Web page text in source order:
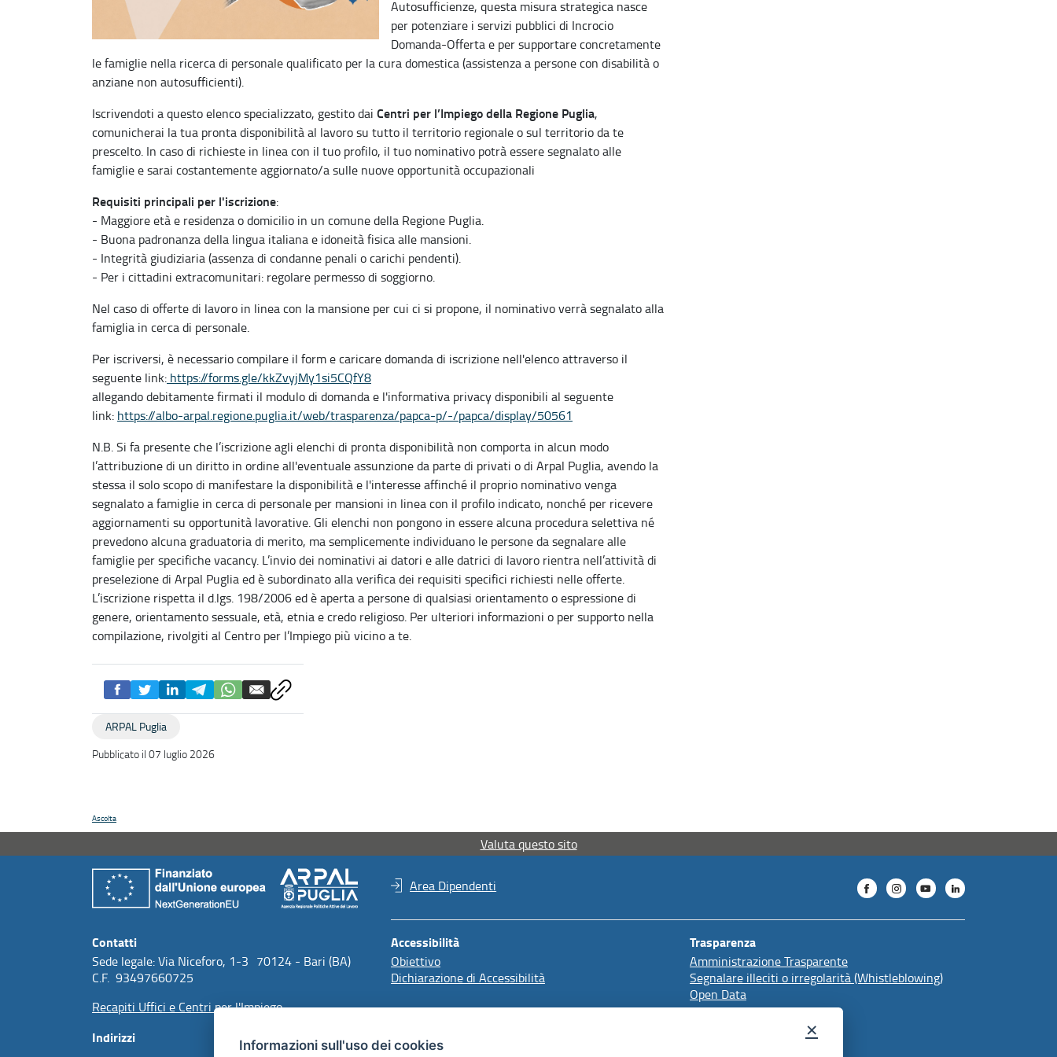
Autosufficienze, questa misura strategica nasce
per potenziare i servizi pubblici di Incrocio
Domanda-Offerta e per supportare concretamente
le famiglie nella ricerca di personale qualificato per la cura domestica (assistenza a persone con disabilità o
anziane non autosufficienti).
Iscrivendoti a questo elenco specializzato, gestito dai Centri per l’Impiego della Regione Puglia,
comunicherai la tua pronta disponibilità al lavoro su tutto il territorio regionale o sul territorio da te
prescelto. In caso di richieste in linea con il tuo profilo, il tuo nominativo potrà essere segnalato alle
famiglie e sarai costantemente aggiornato/a sulle nuove opportunità occupazionali
Requisiti principali per l'iscrizione:
- Maggiore età e residenza o domicilio in un comune della Regione Puglia.
- Buona padronanza della lingua italiana e idoneità fisica alle mansioni.
- Integrità giudiziaria (assenza di condanne penali o carichi pendenti).
- Per i cittadini extracomunitari: regolare permesso di soggiorno.
Nel caso di offerte di lavoro in linea con la mansione per cui ci si propone, il nominativo verrà segnalato alla
famiglia in cerca di personale.
Per iscriversi, è necessario compilare il form e caricare domanda di iscrizione nell'elenco attraverso il
seguente link: https://forms.gle/kkZvyjMy1si5CQfY8
allegando debitamente firmati il modulo di domanda e l'informativa privacy disponibili al seguente
link: https://albo-arpal.regione.puglia.it/web/trasparenza/papca-p/-/papca/display/50561
N.B. Si fa presente che l’iscrizione agli elenchi di pronta disponibilità non comporta in alcun modo
l’attribuzione di un diritto in ordine all'eventuale assunzione da parte di privati o di Arpal Puglia, avendo la
stessa il solo scopo di manifestare la disponibilità e l'interesse affinché il proprio nominativo venga
segnalato a famiglie in cerca di personale per mansioni in linea con il profilo indicato, nonché per ricevere
aggiornamenti su opportunità lavorative. Gli elenchi non pongono in essere alcuna procedura selettiva né
prevedono alcuna graduatoria di merito, ma semplicemente individuano le persone da segnalare alle
famiglie per specifiche vacancy. L’invio dei nominativi ai datori e alle datrici di lavoro rientra nell’attività di
preselezione di Arpal Puglia ed è subordinato alla verifica dei requisiti specifici richiesti nelle offerte.
L’iscrizione rispetta il d.lgs. 198/2006 ed è aperta a persone di qualsiasi orientamento o espressione di
genere, orientamento sessuale, età, etnia e credo religioso. Per ulteriori informazioni o per supporto nella
compilazione, rivolgiti al Centro per l’Impiego più vicino a te.
ARPAL Puglia
Pubblicato il 07 luglio 2026
Ascolta
Valuta questo sito
Area Dipendenti
Contatti
Sede legale: Via Niceforo, 1-3 70124 - Bari (BA)
C.F. 93497660725
Recapiti Uffici e Centri per l'Impiego
Accessibilità
Obiettivo
Dichiarazione di Accessibilità
Trasparenza
Amministrazione Trasparente
Segnalare illeciti o irregolarità (Whistleblowing)
Open Data
Indirizzi Redazione ×
Informazioni sull'uso dei cookies